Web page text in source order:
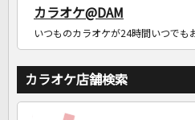
カラオケ@DAM
いつものカラオケが24時間いつでも
カラオケ店舗検索